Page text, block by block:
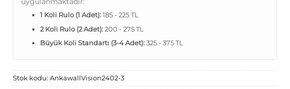
1 Koli Rulo (1 Adet):185 - 225 TL
2 Koli Rulo (2 Adet):200 - 275 TL
Büyük Koli Standartı (3-4 Adet):325 - 375 TL
Stok kodu: AnkawallVision2402-3